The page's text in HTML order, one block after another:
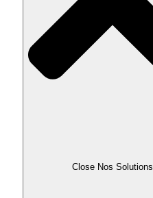
Close Nos Solutions